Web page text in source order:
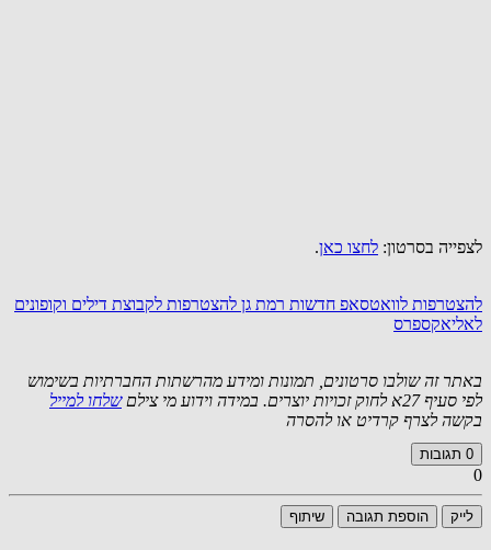
לצפייה בסרטון: לחצו כאן.
להצטרפות לוואטסאפ חדשות רמת גן להצטרפות לקבוצת דילים וקופונים
לאליאקספרס
באתר זה שולבו סרטונים, תמונות ומידע מהרשתות החברתיות בשימוש
לפי סעיף 27א לחוק זכויות יוצרים. במידה וידוע מי צילם
שלחו למייל
בקשה לצרף קרדיט או להסרה
0 תגובות
0
לייק הוספת תגובה שיתוף